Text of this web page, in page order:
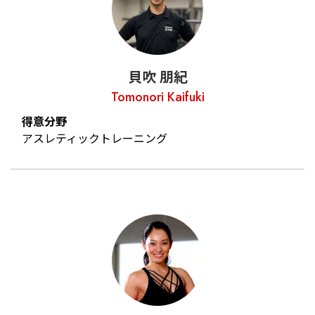
貝吹 朋紀
Tomonori Kaifuki
得意分野
アスレティックトレーニング